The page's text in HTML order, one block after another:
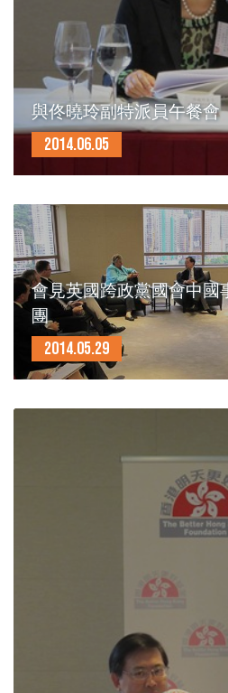
與佟曉玲副特派員午餐會
2014.06.05
會見英國跨政黨國會中國
團
2014.05.29